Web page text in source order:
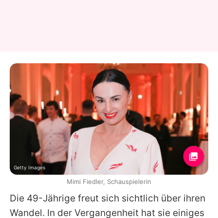
Die 49-Jährige freut sich sichtlich über ihren
Wandel. In der Vergangenheit hat sie einiges
Getty Images
Mimi Fiedler, Schauspielerin